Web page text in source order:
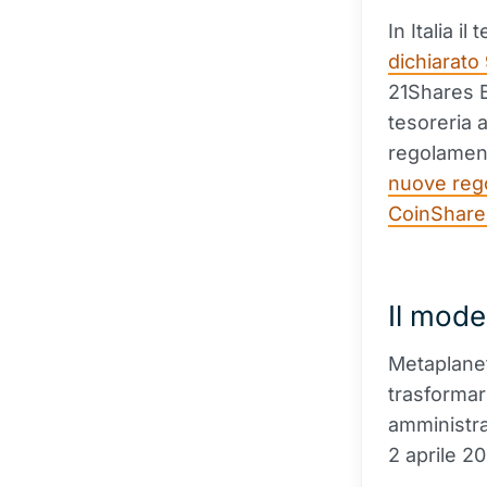
In Italia il
dichiarato
21Shares
tesoreria
nuove
Il
2 aprile